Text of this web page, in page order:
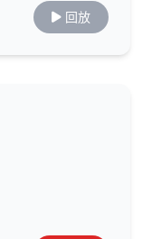
回放